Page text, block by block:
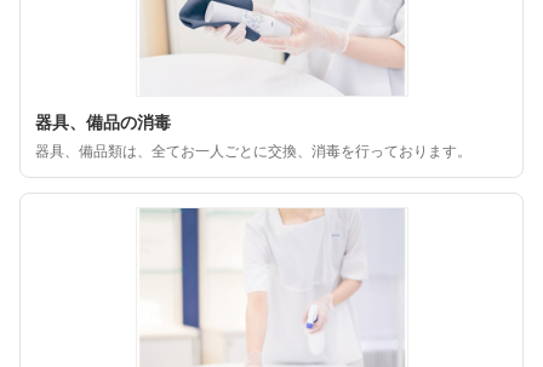
器具、備品の消毒
器具、備品類は、全てお一人ごとに交換、消毒を行っております。